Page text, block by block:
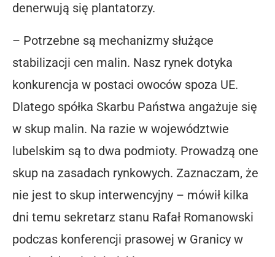
denerwują się plantatorzy.
– Potrzebne są mechanizmy służące
stabilizacji cen malin. Nasz rynek dotyka
konkurencja w postaci owoców spoza UE.
Dlatego spółka Skarbu Państwa angażuje się
w skup malin. Na razie w województwie
lubelskim są to dwa podmioty. Prowadzą one
skup na zasadach rynkowych. Zaznaczam, że
nie jest to skup interwencyjny – mówił kilka
dni temu sekretarz stanu Rafał Romanowski
podczas konferencji prasowej w Granicy w